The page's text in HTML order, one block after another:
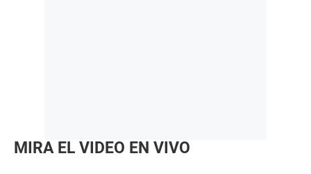
MIRA EL VIDEO EN VIVO